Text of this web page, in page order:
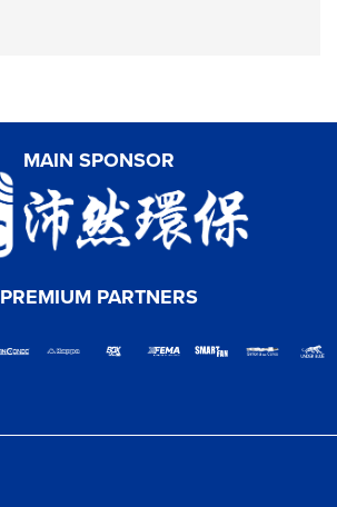
MAIN SPONSOR
PREMIUM PARTNERS